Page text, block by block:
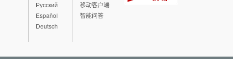
Русский
Español
Deutsch
移动客户端
智能问答